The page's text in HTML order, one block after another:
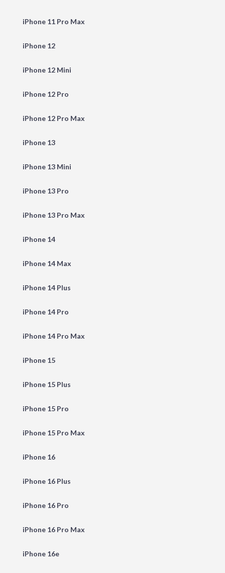
iPhone 11 Pro Max
iPhone 12
iPhone 12 Mini
iPhone 12 Pro
iPhone 12 Pro Max
iPhone 13
iPhone 13 Mini
iPhone 13 Pro
iPhone 13 Pro Max
iPhone 14
iPhone 14 Max
iPhone 14 Plus
iPhone 14 Pro
iPhone 14 Pro Max
iPhone 15
iPhone 15 Plus
iPhone 15 Pro
iPhone 15 Pro Max
iPhone 16
iPhone 16 Plus
iPhone 16 Pro
iPhone 16 Pro Max
iPhone 16e